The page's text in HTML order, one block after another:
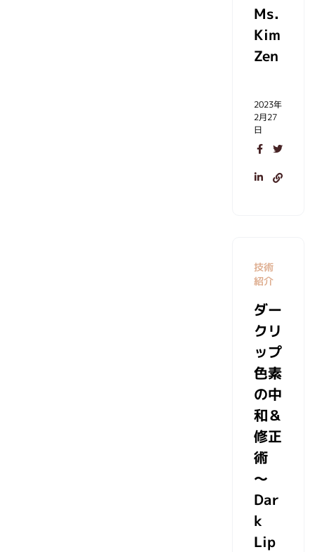
Ms.
Kim
Zen
2023年
2月27
日
技術
紹介
ダー
クリ
ップ
色素
の中
和＆
修正
術
～
Dar
k
Lip